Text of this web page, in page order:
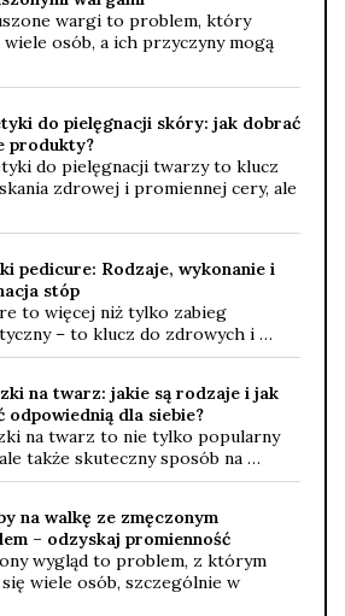
wargi to problem, który
osób, a ich przyczyny mogą
do pielęgnacji skóry: jak dobrać
produkty?
do pielęgnacji twarzy to klucz
zdrowej i promiennej cery, ale
pedicure: Rodzaje, wykonanie i
stóp
to więcej niż tylko zabieg
– to klucz do zdrowych i …
na twarz: jakie są rodzaje i jak
odpowiednią dla siebie?
na twarz to nie tylko popularny
także skuteczny sposób na …
na walkę ze zmęczonym
– odzyskaj promienność
wygląd to problem, z którym
się wiele osób, szczególnie w